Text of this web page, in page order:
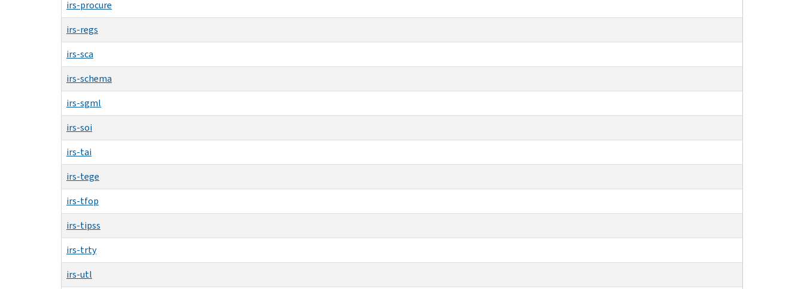
irs-procure
irs-regs
irs-sca
irs-schema
irs-sgml
irs-soi
irs-tai
irs-tege
irs-tfop
irs-tipss
irs-trty
irs-utl